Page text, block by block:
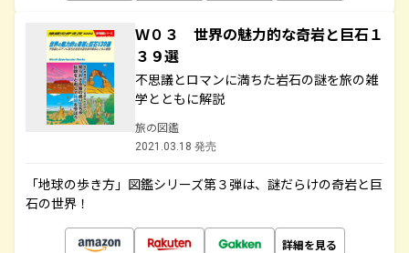
Ｗ０３ 世界の魅力的な奇岩と巨石１
３９選
不思議とロマンに満ちた岩石の謎を旅の雑
学とともに解説
旅の図鑑
2021.03.18 発売
「地球の歩き方」図鑑シリーズ第３弾は、謎だらけの奇岩と巨
石の世界！
詳細を見る